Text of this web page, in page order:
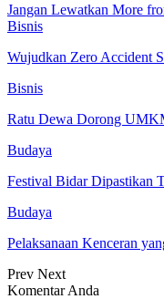
Jangan Lewatkan More
Bisnis
Wujudkan Zero Accident
Bisnis
Ratu Dewa Dorong
Budaya
Festival Bidar Dipastikan
Budaya
Pelaksanaan Kenceran
Prev Next
Komentar Anda